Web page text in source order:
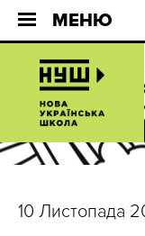
МЕНЮ
10 Листопада